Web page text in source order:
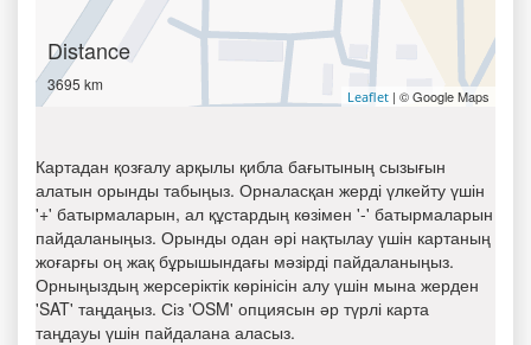
Distance
3695 km
Leaflet | © Google Maps
Картадан қозғалу арқылы қибла бағытының сызығын
алатын орынды табыңыз. Орналасқан жерді үлкейту үшін
'+' батырмаларын, ал құстардың көзімен '-' батырмаларын
пайдаланыңыз. Орынды одан әрі нақтылау үшін картаның
жоғарғы оң жақ бұрышындағы мәзірді пайдаланыңыз.
Орныңыздың жерсеріктік көрінісін алу үшін мына жерден
'SAT' таңдаңыз. Сіз 'OSM' опциясын әр түрлі карта
таңдауы үшін пайдалана аласыз.